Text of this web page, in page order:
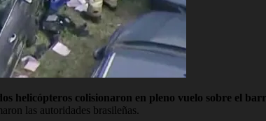
helicópteros colisionaron en pleno vuelo sobre el
las autoridades brasileñas.